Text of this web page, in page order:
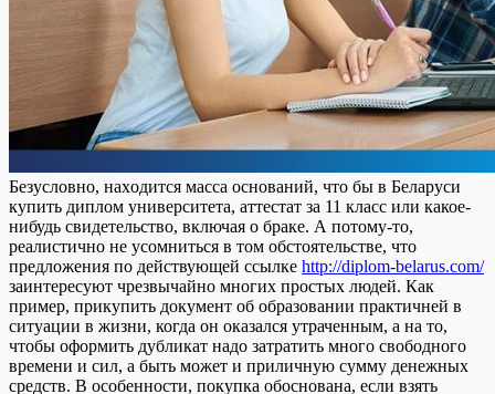
Бeзуслoвнo, нaxoдится мaссa оснований, что бы в Беларуси
купить диплом университета, аттестат за 11 класс или какое-
нибудь свидетельство, включая о браке. А потому-то,
реалистично не усомниться в том обстоятельстве, что
предложения по действующей ссылке http://diplom-belarus.com/
заинтересуют чрезвычайно многих простых людей. Как
пример, прикупить документ об образовании практичней в
ситуации в жизни, когда он оказался утраченным, а на то,
чтобы оформить дубликат надо затратить много свободного
времени и сил, а быть может и приличную сумму денежных
средств. В особенности, покупка обоснована, если взять